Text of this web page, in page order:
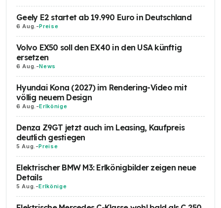
Geely E2 startet ab 19.990 Euro in Deutschland
6 Aug. -Preise
Volvo EX50 soll den EX40 in den USA künftig
ersetzen
6 Aug. -News
Hyundai Kona (2027) im Rendering-Video mit
völlig neuem Design
6 Aug. -Erlkönige
Denza Z9GT jetzt auch im Leasing, Kaufpreis
deutlich gestiegen
5 Aug. -Preise
Elektrischer BMW M3: Erlkönigbilder zeigen neue
Details
5 Aug. -Erlkönige